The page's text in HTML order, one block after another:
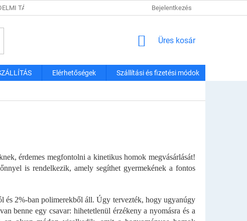
TÁJÉKOZTATÓ SZÁLLÍTÁSI ÉS FIZETÉSI MÓDOK
Bejelentkezés
KOSÁR
Üres kosár
Elérhetőségek Szállítási és fizetési módok
érdemes megfontolni a kinetikus homok megvásárlását!
is rendelkezik, amely segíthet gyermekének a fontos
2%-ban polimerekből áll. Úgy tervezték, hogy ugyanúgy
benne egy csavar: hihetetlenül érzékeny a nyomásra és a